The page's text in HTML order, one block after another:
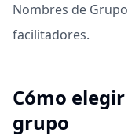
Nombres de
facilitadores.
Cómo
grupo